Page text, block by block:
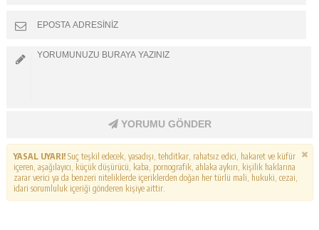
YORUMU GÖNDER
YASAL UYARI!Suç teşkil edecek, yasadışı, tehditkar, rahatsız edici, hakaret ve küfür
içeren, aşağılayıcı, küçük düşürücü, kaba, pornografik, ahlaka aykırı, kişilik haklarına
zarar verici ya da benzeri niteliklerde içeriklerden doğan her türlü mali, hukuki, cezai,
idari sorumluluk içeriği gönderen kişiye aittir.